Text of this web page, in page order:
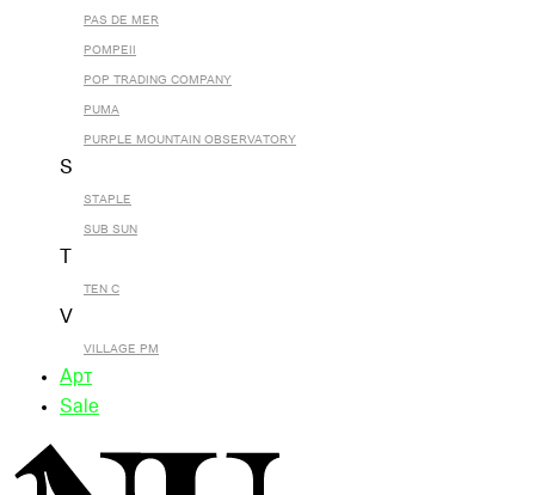
PAS DE MER
POMPEII
POP TRADING COMPANY
PUMA
PURPLE MOUNTAIN OBSERVATORY
S
STAPLE
SUB SUN
TEN C
V
VILLAGE PM
Арт
Sale